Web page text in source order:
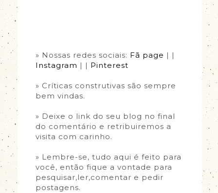
» Nossas redes sociais: Fã page | |
Instagram | | Pinterest
» Críticas construtivas são sempre
bem vindas.
» Deixe o link do seu blog no final
do comentário e retribuiremos a
visita com carinho.
» Lembre-se, tudo aqui é feito para
você, então fique a vontade para
pesquisar,ler,comentar e pedir
postagens.